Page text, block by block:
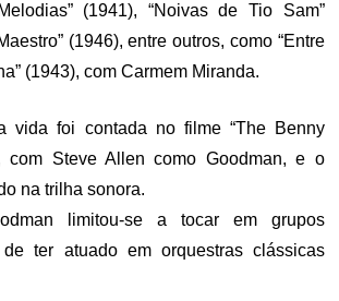
(1941), “Noivas de Tio Sam”
(1946), entre outros, como “Entre
(1943), com Carmem Miranda.
vida foi contada no filme “The Benny
com Steve Allen como Goodman, e o
na trilha sonora.
limitou-se a tocar em grupos
ter atuado em orquestras clássicas